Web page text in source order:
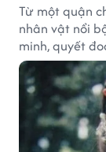
Từ một quận
nhân vật nổi
minh, quyết